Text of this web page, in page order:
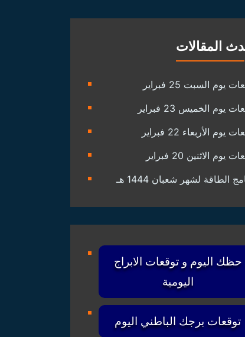
المقالات
يوم السبت 25 فبراير
يوم الخميس 23 فبراير
يوم الأربعاء 22 فبراير
يوم الاثنين 20 فبراير
الطاقة لشهر شعبان 1444 هـ
حظك اليوم و توقعات الابراج
اليومية
توقعات برجك الباطني اليوم